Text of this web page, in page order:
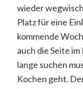
wieder
Platz für eine
kommende
auch die Seite
lange suchen
Kochen geht.